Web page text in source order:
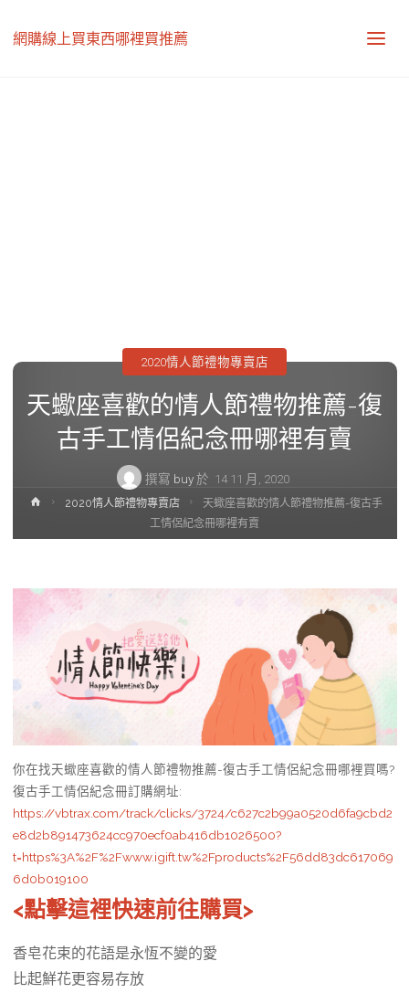
網購線上買東西哪裡買推薦
天蠍座喜歡的情人節禮物推薦-復
古手工情侶紀念冊哪裡有賣
撰寫 buy 於 14 11 月, 2020
2020情人節禮物專賣店
首
2020情人節禮物專賣店
天蠍座喜歡的情人節禮物推薦-復古手
工情侶紀念冊哪裡有賣
你在找天蠍座喜歡的情人節禮物推薦-復古手工情侶紀念冊哪裡買嗎?
復古手工情侶紀念冊訂購網址:
https://vbtrax.com/track/clicks/3724/c627c2b99a0520d6fa9cbd2
e8d2b891473624cc970ecf0ab416db1026500?
t=https%3A%2F%2Fwww.igift.tw%2Fproducts%2F56dd83dc617069
6d0b019100
<點擊這裡快速前往購買>
香皂花束的花語是永恆不變的愛
比起鮮花更容易存放